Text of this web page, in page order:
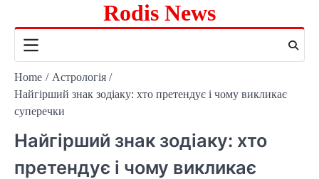
content
Rodis News
Home
Астрологія
Найгірший знак зодіаку: хто претендує і чому викликає
суперечки
Найгірший знак зодіаку: хто
претендує і чому викликає